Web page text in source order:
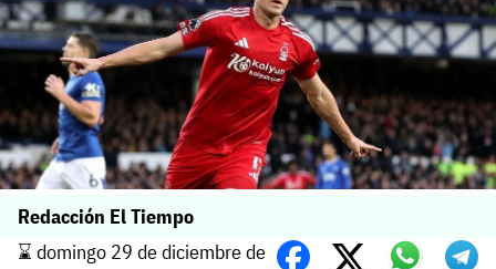
Redacción El Tiempo
⌛️ domingo 29 de diciembre de